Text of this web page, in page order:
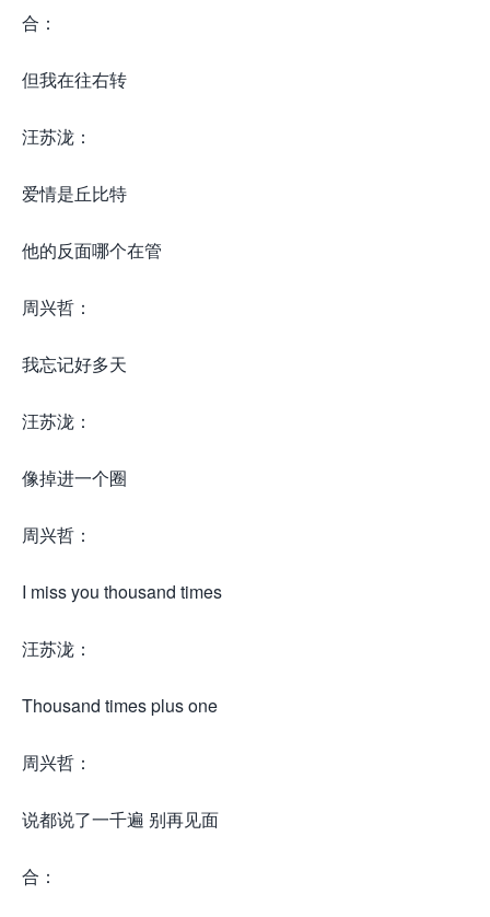
合：
但我在往右转
汪苏泷：
爱情是丘比特
他的反面哪个在管
周兴哲：
我忘记好多天
汪苏泷：
像掉进一个圈
周兴哲：
I miss you thousand times
汪苏泷：
Thousand times plus one
周兴哲：
说都说了一千遍 别再见面
合：